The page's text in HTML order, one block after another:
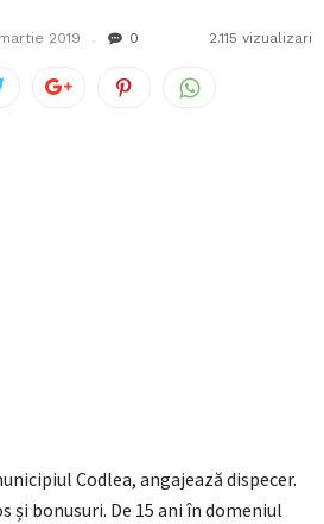
2019 0 2.115 vizualizari
Codlea, angajează dispecer.
și bonusuri. De 15 ani în domeniul